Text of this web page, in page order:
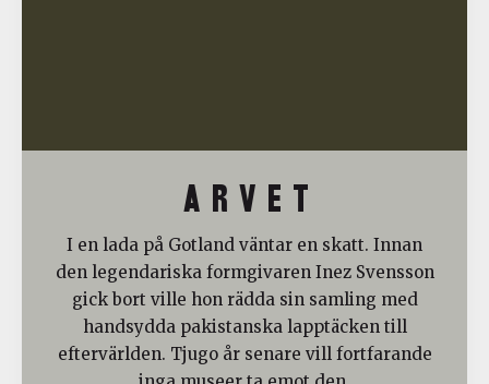
A R V E T
I en lada på Gotland väntar en skatt. Innan
den legendariska formgivaren Inez Svensson
gick bort ville hon rädda sin samling med
handsydda pakistanska lapptäcken till
eftervärlden. Tjugo år senare vill fortfarande